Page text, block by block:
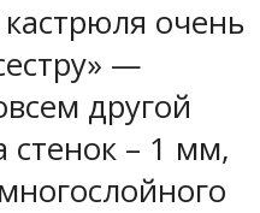
очень
—
другой
– 1 мм,